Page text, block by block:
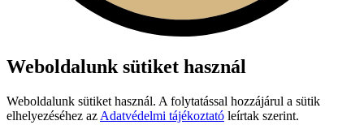
Weboldalunk sütiket használ
Weboldalunk sütiket használ. A folytatással hozzájárul a sütik
elhelyezéséhez az Adatvédelmi tájékoztató leírtak szerint.